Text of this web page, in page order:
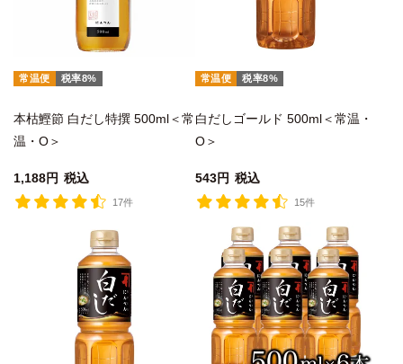
常温便 税率8%
本枯鰹節 白だし特撰 500ml＜常
温・O＞
1,188 税込
17件
常温便 税率8%
白だしゴールド 500ml＜常温・
O＞
543 税込
15件